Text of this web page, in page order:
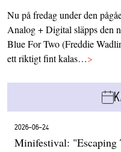
Nu på fredag under den
Analog + Digital släpps den
Blue For Two (Freddie
ett riktigt fint kalas…>
2026-06-24
Minifestival: "Escaping